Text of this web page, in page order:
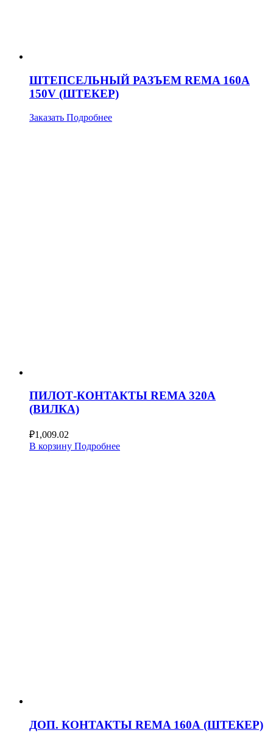
ШТЕПСЕЛЬНЫЙ РАЗЪЕМ REMA 160А
150V (ШТЕКЕР)
Заказать Подробнее
ПИЛОТ-КОНТАКТЫ REMA 320А
(ВИЛКА)
₽1,009.02
В корзину Подробнее
ДОП. КОНТАКТЫ REMA 160А (ШТЕКЕР)